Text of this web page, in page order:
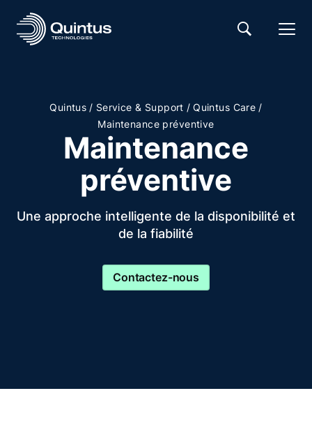
Quintus / Service & Support / Quintus Care /
Maintenance préventive
Maintenance
préventive
Une approche intelligente de la disponibilité et
de la fiabilité
Contactez-nous